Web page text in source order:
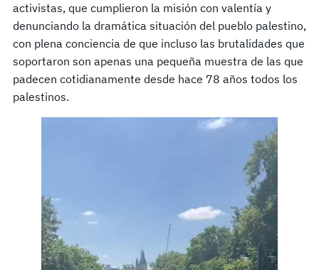
activistas, que cumplieron la misión con valentía y
denunciando la dramática situación del pueblo palestino,
con plena conciencia de que incluso las brutalidades que
soportaron son apenas una pequeña muestra de las que
padecen cotidianamente desde hace 78 años todos los
palestinos.